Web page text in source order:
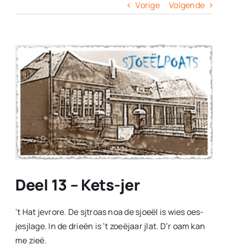
Contact
Vorige Volgende
View
Larger
Image
Deel 13 – Kets-jer
’t Hat jevrore. De sjtroas noa de sjoeël is wies oes-
jesjlage. In de drieën is ’t zoeëjaar jlat. D’r oam kan
me zieë.